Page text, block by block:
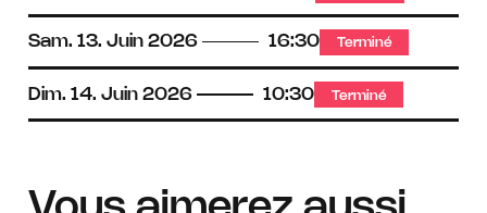
Sam. 13. Juin 2026 16:30 Terminé
Dim. 14. Juin 2026 10:30 Terminé